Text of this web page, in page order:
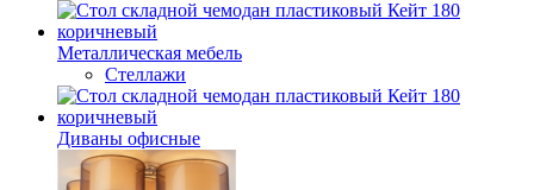
Металлическая мебель
Стеллажи
Диваны офисные